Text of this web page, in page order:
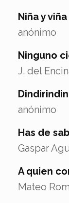
Niña y viña
anónimo
Ninguno
J. del
Dindirindin
anónimo
Has de
Gaspar
A quien
Mateo